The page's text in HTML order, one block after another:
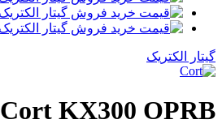
گیتار الکتریک
Cort KX300 OPRB